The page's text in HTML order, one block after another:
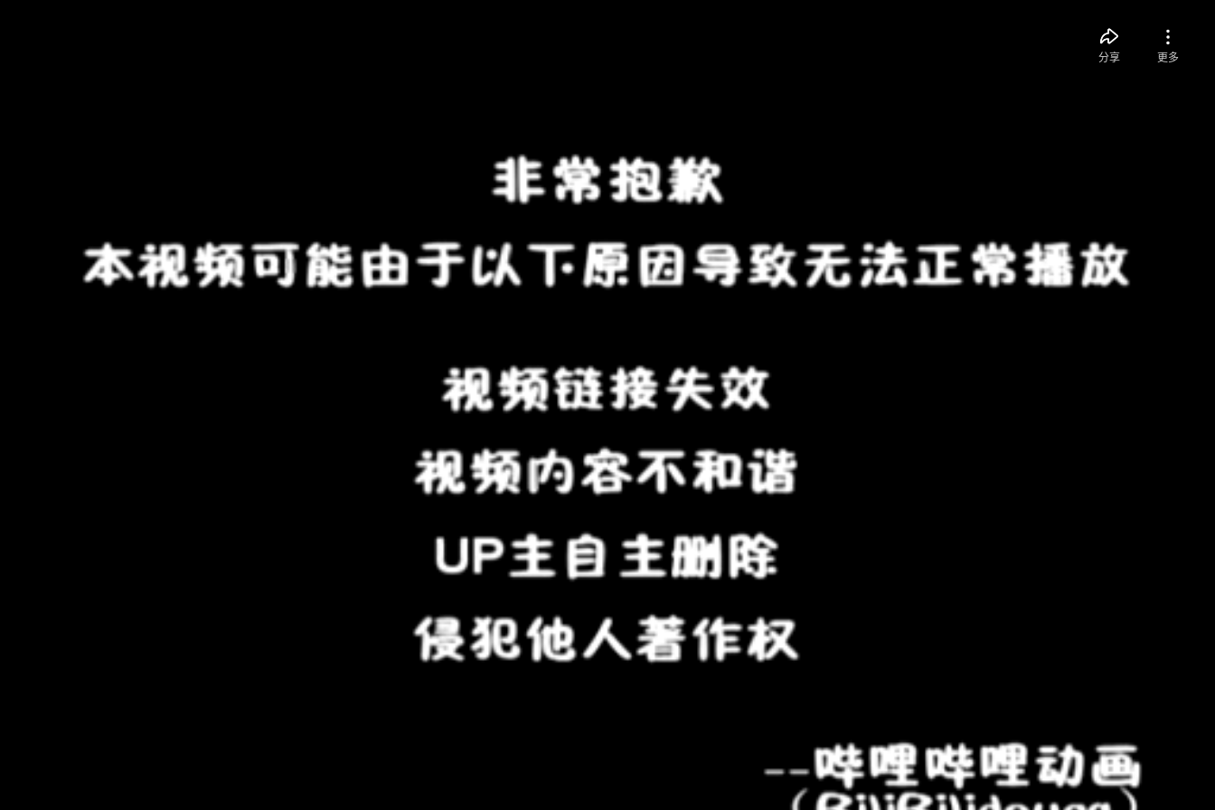
分享 更多